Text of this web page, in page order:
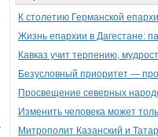
К столетию Германской
Жизнь епархии в Дагестане:
Кавказ учит терпению,
Безусловный приоритет —
Просвещение северных
Изменить человека может
Митрополит Казанский и